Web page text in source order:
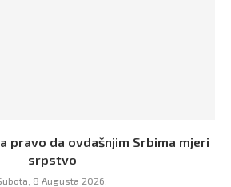
pravo da ovdašnjim Srbima mjeri
srpstvo
8 Augusta 2026,